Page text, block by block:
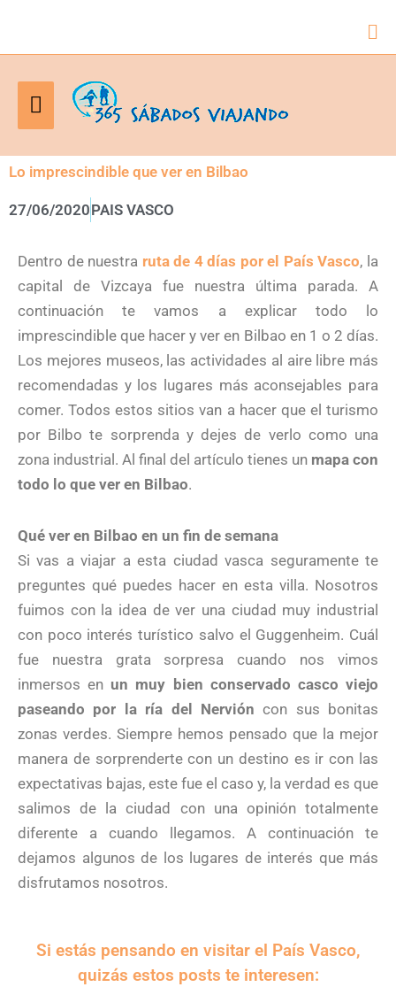
Menú
principal
Lo imprescindible que ver en Bilbao
27/06/2020PAIS VASCO
Dentro de nuestra ruta de 4 días por el País Vasco, la
capital de Vizcaya fue nuestra última parada. A
continuación te vamos a explicar todo lo
imprescindible que hacer y ver en Bilbao en 1 o 2 días.
Los mejores museos, las actividades al aire libre más
recomendadas y los lugares más aconsejables para
comer. Todos estos sitios van a hacer que el turismo
por Bilbo te sorprenda y dejes de verlo como una
zona industrial. Al final del artículo tienes un mapa con
todo lo que ver en Bilbao.
Qué ver en Bilbao en un fin de semana
Si vas a viajar a esta ciudad vasca seguramente te
preguntes qué puedes hacer en esta villa. Nosotros
fuimos con la idea de ver una ciudad muy industrial
con poco interés turístico salvo el Guggenheim. Cuál
fue nuestra grata sorpresa cuando nos vimos
inmersos en un muy bien conservado casco viejo
paseando por la ría del Nervión con sus bonitas
zonas verdes. Siempre hemos pensado que la mejor
manera de sorprenderte con un destino es ir con las
expectativas bajas, este fue el caso y, la verdad es que
salimos de la ciudad con una opinión totalmente
diferente a cuando llegamos. A continuación te
dejamos algunos de los lugares de interés que más
disfrutamos nosotros.
Si estás pensando en visitar el País Vasco,
quizás estos posts te interesen: